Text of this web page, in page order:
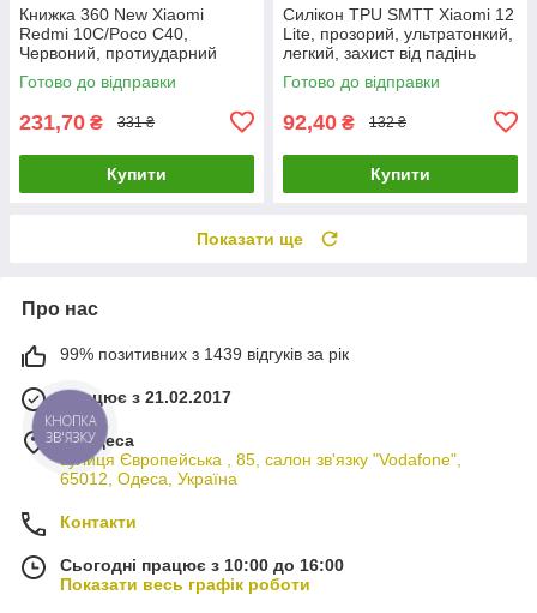
Книжка 360 New Xiaomi
Redmi 10C/Poco C40,
Червоний, протиударний
чохол з екокожі
Готово до відправки
231,70 ₴ 331 ₴
Купити
Силікон TPU SMTT Xiaomi 12
Lite, прозорий, ультратонкий,
легкий, захист від падінь
Готово до відправки
92,40 ₴ 132 ₴
Купити
Показати ще
Про нас
99% позитивних з 1439 відгуків за рік
Працює з 21.02.2017
м. Одеса
вулиця Європейська , 85, салон зв'язку "Vodafone",
65012, Одеса, Україна
Контакти
Сьогодні працює з 10:00 до 16:00
Показати весь графік роботи
КНОПКА
ЗВ'ЯЗКУ